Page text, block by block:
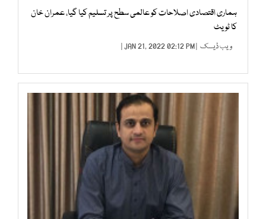
ہماری اقتصادی اصلاحات کو عالمی سطح پر تسلیم کیا گیا، عمران خان
کا ٹویٹ
ویب ڈیسک | JAN 21, 2022 02:12 PM |